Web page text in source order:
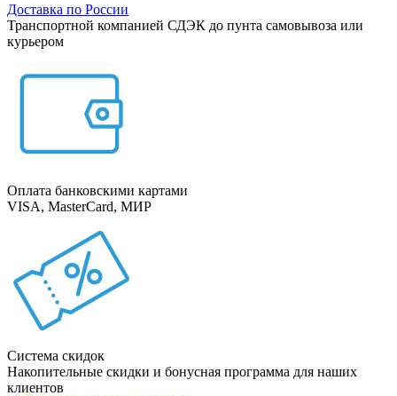
Доставка по России
Транспортной компанией СДЭК до пунта самовывоза или
курьером
Оплата банковскими картами
VISA, MasterCard, МИР
Система скидок
Накопительные скидки и бонусная программа для наших
клиентов